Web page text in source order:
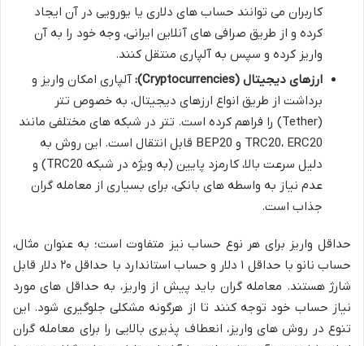
کاربران می توانند حساب های دلاری یا یورویی در آن ایجاد
کرده و از طریق صرافی های آنلاین ایرانی، وجه خود را به آن
واریز کرده و سپس به آلپاری منتقل کنند.
ارزهای دیجیتال (Cryptocurrencies):
آلپاری امکان واریز و
برداشت از طریق انواع ارزهای دیجیتال، به خصوص تتر
(Tether) را فراهم کرده است. تتر در شبکه های مختلفی مانند
TRC20، ERC20 و BEP20 قابل انتقال است. این روش به
دلیل سرعت بالا، کارمزد پایین (به ویژه در شبکه TRC20) و
عدم نیاز به واسطه های بانکی، برای بسیاری از معامله گران
جذاب است.
حداقل واریز برای هر نوع حساب نیز متفاوت است؛ به عنوان مثال،
حساب نانو با حداقل ۱ دلار و حساب استاندارد با حداقل ۲۰ دلار قابل
شارژ هستند. معامله گران باید پیش از واریز، به حداقل های مورد
نیاز حساب خود توجه کنند تا از هرگونه مشکلی جلوگیری شود. این
تنوع در روش های واریز، انعطاف پذیری بالایی را برای معامله گران